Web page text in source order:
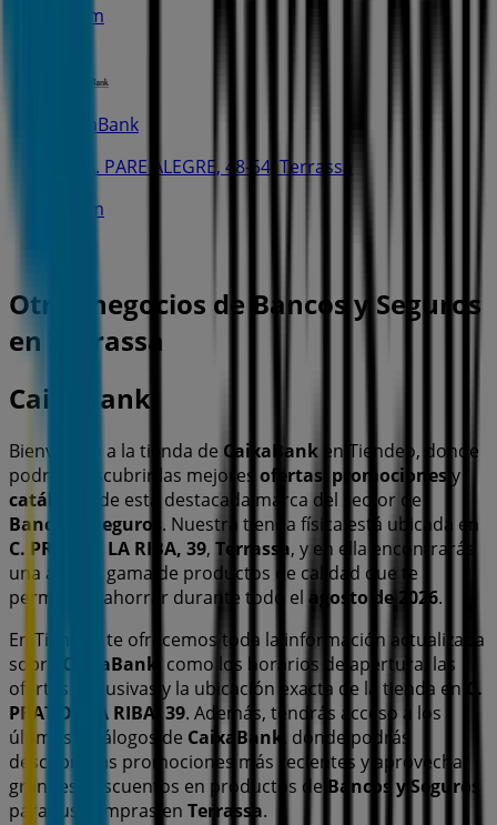
578 m
CaixaBank
RBLA. PARE ALEGRE, 48-54, Terrassa
808 m
Otros negocios de Bancos y Seguros
en Terrassa
CaixaBank
Bienvenido a la tienda de CaixaBank en Tiendeo, donde
podrás descubrir las mejores ofertas promociones y
catálogos
de esta destacada marca del sector de
Bancos y Seguros . Nuestra tienda física está ubicada en
C. PRAT DE LA RIBA, 39, Terrassa, y en ella encontrarás
una amplia gama de productos de calidad que te
permitirán ahorrar durante todo el agosto de 2026.
En Tiendeo te ofrecemos toda la información actualizada
sobre
CaixaBank , como los horarios de apertura, las
ofertas exclusivas y la ubicación exacta de la tienda en C.
PRAT DE LA RIBA, 39. Además, tendrás acceso a los
últimos catálogos de CaixaBank , donde podrás
descubrir las promociones más recientes y aprovechar
grandes descuentos en productos de Bancos y Seguros
para tus compras en Terrassa.